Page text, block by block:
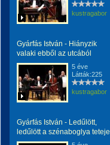
kustragabor
Gyárfás István - Hiányzik
valaki ebből az utcából
5 éve
Látták:225
kustragabor
Gyárfás István - Ledűlött,
ledűlött a szénaboglya teteje